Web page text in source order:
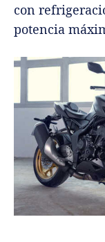
con
potencia